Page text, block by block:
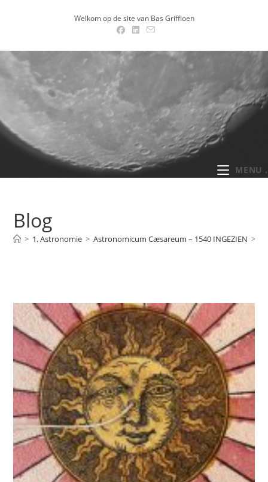
Welkom op de site van Bas Griffioen
MENU .
Blog
> 1. Astronomie > Astronomicum Cæsareum – 1540 INGEZIEN >